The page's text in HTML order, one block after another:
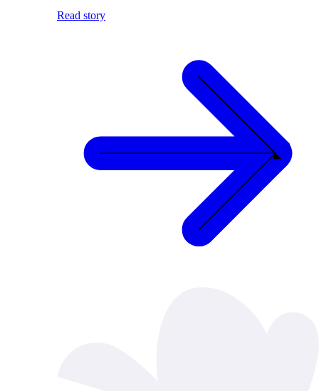
Read story